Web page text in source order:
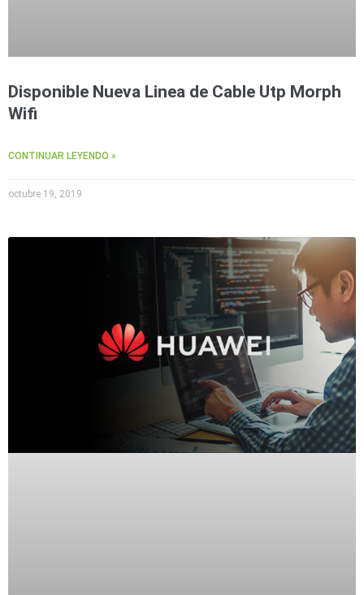
Disponible Nueva Linea de Cable Utp Morph
Wifi
CONTINUAR LEYENDO »
octubre 19, 2019